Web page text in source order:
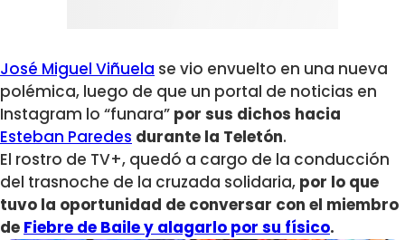
José Miguel Viñuela se vio envuelto en una nueva
polémica, luego de que un portal de noticias en
Instagram lo “funara” por sus dichos hacia
Esteban Paredes durante la Teletón.
El rostro de TV+, quedó a cargo de la conducción
del trasnoche de la cruzada solidaria, por lo que
tuvo la oportunidad de conversar con el miembro
de Fiebre de Baile y alagarlo por su físico.